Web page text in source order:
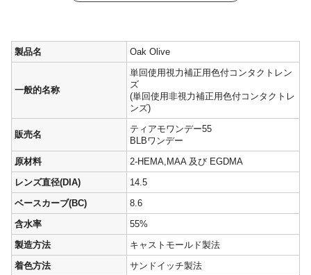
製品名 Oak Olive
一般的名称
単回使用視力補正用色付コンタクトレン
ズ
(単回使用非視力補正用色付コンタクトレ
ンズ)
販売名
ティアモワンデー55
BLBワンデー
原材料
2-HEMA,MAA 及び EGDMA
レンズ直径(DIA)
14.5
ベースカーブ(BC)
8.6
含水率
55%
製造方法
キャストモールド製法
着色方法
サンドイッチ製法